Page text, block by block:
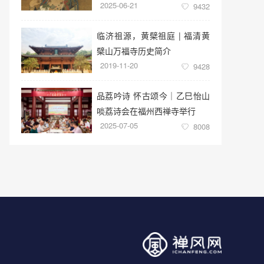
2025-06-21 9432
临济祖源，黄檗祖庭 | 福清黄
檗山万福寺历史简介
2019-11-20 9428
品荔吟诗 怀古颂今｜乙巳怡山
啖荔诗会在福州西禅寺举行
2025-07-05 8008